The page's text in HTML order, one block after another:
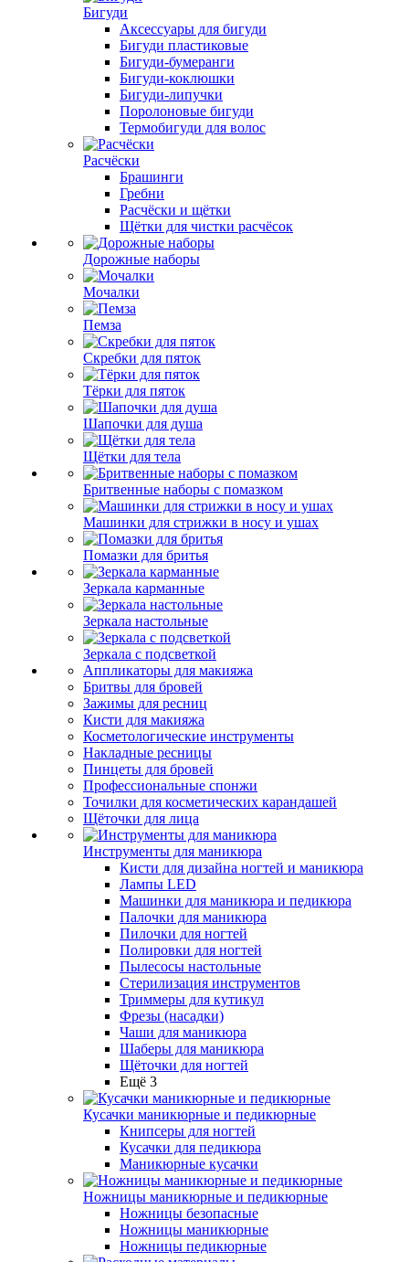
Бигуди
Аксессуары для бигуди
Бигуди пластиковые
Бигуди-бумеранги
Бигуди-коклюшки
Бигуди-липучки
Поролоновые бигуди
Термобигуди для волос
Расчёски
Брашинги
Гребни
Расчёски и щётки
Щётки для чистки расчёсок
Дорожные наборы
Мочалки
Пемза
Скребки для пяток
Тёрки для пяток
Шапочки для душа
Щётки для тела
Бритвенные наборы с помазком
Машинки для стрижки в носу и ушах
Помазки для бритья
Зеркала карманные
Зеркала настольные
Зеркала с подсветкой
Аппликаторы для макияжа
Бритвы для бровей
Зажимы для ресниц
Кисти для макияжа
Косметологические инструменты
Накладные ресницы
Пинцеты для бровей
Профессиональные спонжи
Точилки для косметических карандашей
Щёточки для лица
Инструменты для маникюра
Кисти для дизайна ногтей и маникюра
Лампы LED
Машинки для маникюра и педикюра
Палочки для маникюра
Пилочки для ногтей
Полировки для ногтей
Пылесосы настольные
Стерилизация инструментов
Триммеры для кутикул
Фрезы (насадки)
Чаши для маникюра
Шаберы для маникюра
Щёточки для ногтей
Ещё 3
Кусачки маникюрные и педикюрные
Книпсеры для ногтей
Кусачки для педикюра
Маникюрные кусачки
Ножницы маникюрные и педикюрные
Ножницы безопасные
Ножницы маникюрные
Ножницы педикюрные